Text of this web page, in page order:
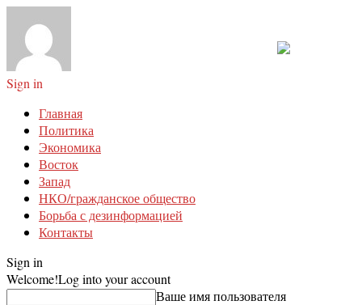
Sign in
Главная
Политика
Экономика
Восток
Запад
НКО/гражданское общество
Борьба с дезинформацией
Контакты
Sign in
Welcome!Log into your account
Ваше имя пользователя